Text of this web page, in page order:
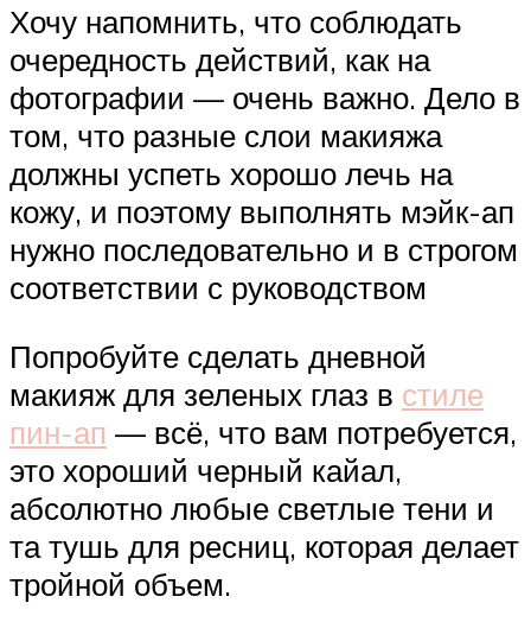
Хочу напомнить, что соблюдать
очередность действий, как на
фотографии — очень важно. Дело в
том, что разные слои макияжа
должны успеть хорошо лечь на
кожу, и поэтому выполнять мэйк-ап
нужно последовательно и в строгом
соответствии с руководством
Попробуйте сделать дневной
макияж для зеленых глаз в стиле
пин-ап — всё, что вам потребуется,
это хороший черный кайал,
абсолютно любые светлые тени и
та тушь для ресниц, которая делает
тройной объем.